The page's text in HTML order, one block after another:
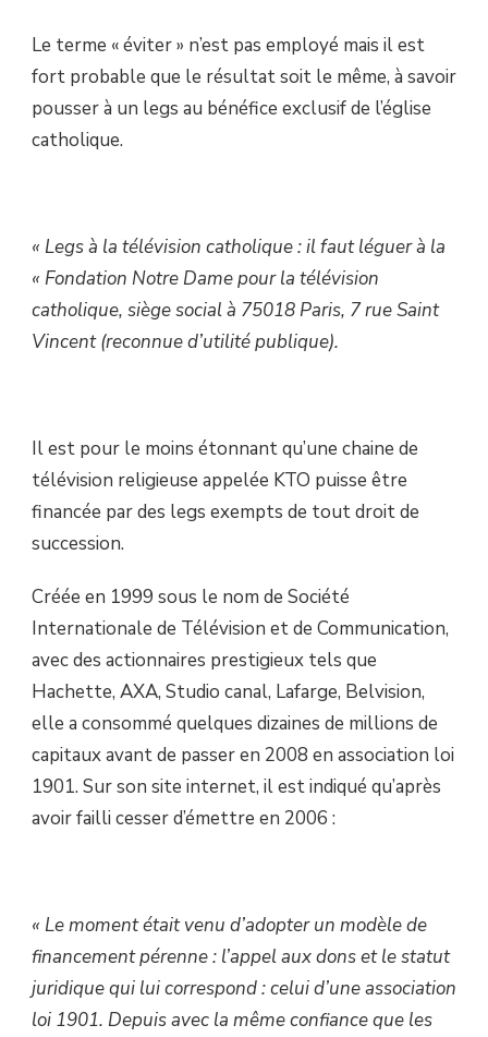
Le terme « éviter » n’est pas employé mais il est
fort probable que le résultat soit le même, à savoir
pousser à un legs au bénéfice exclusif de l’église
catholique.
« Legs à la télévision catholique : il faut léguer à la
« Fondation Notre Dame pour la télévision
catholique, siège social à 75018 Paris, 7 rue Saint
Vincent (reconnue d’utilité publique).
Il est pour le moins étonnant qu’une chaine de
télévision religieuse appelée KTO puisse être
financée par des legs exempts de tout droit de
succession.
Créée en 1999 sous le nom de Société
Internationale de Télévision et de Communication,
avec des actionnaires prestigieux tels que
Hachette, AXA, Studio canal, Lafarge, Belvision,
elle a consommé quelques dizaines de millions de
capitaux avant de passer en 2008 en association loi
1901. Sur son site internet, il est indiqué qu’après
avoir failli cesser d’émettre en 2006 :
« Le moment était venu d’adopter un modèle de
financement pérenne : l’appel aux dons et le statut
juridique qui lui correspond : celui d’une association
loi 1901. Depuis avec la même confiance que les